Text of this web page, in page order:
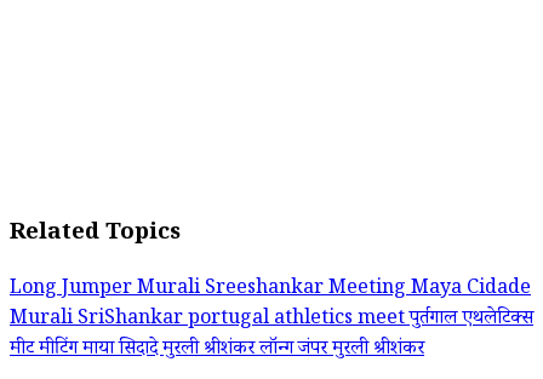
Related Topics
Long Jumper Murali SreeshankarMeeting Maya Cidade
Murali SriShankarportugal athletics meetपुर्तगाल एथलेटिक्स
मीटमीटिंग माया सिदादेमुरली श्रीशंकरलॉन्ग जंपर मुरली श्रीशंकर